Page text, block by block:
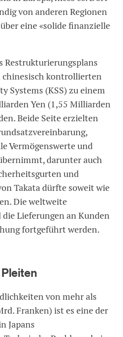
von anderen Regionen
eine «solide finanzielle
Restrukturierungsplans
chinesisch kontrollierten
Systems (KSS) zu einem
Yen (1,55 Milliarden
Beide Seite erzielten
Vermögenswerte und
darunter auch
und
Takata dürfte soweit wie
Die weltweite
Lieferungen an Kunden
fortgeführt werden.
von mehr als
Franken) ist es eine der
Japans